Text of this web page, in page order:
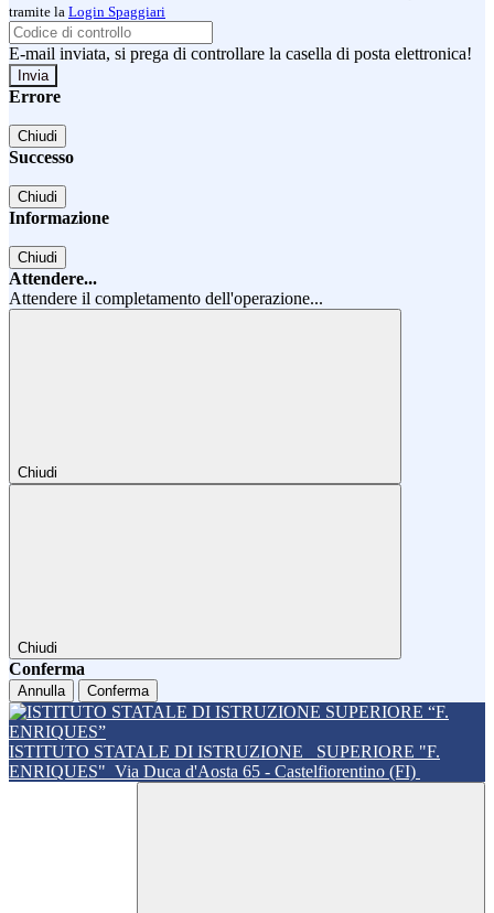
tramite la Login Spaggiari
E-mail inviata, si prega di controllare la casella di posta elettronica!
Errore
Chiudi
Successo
Chiudi
Informazione
Chiudi
Attendere...
Attendere il completamento dell'operazione...
Chiudi
Chiudi
Conferma
Annulla Conferma
ISTITUTO STATALE DI ISTRUZIONE
SUPERIORE "F.
ENRIQUES" Via Duca d'Aosta 65 - Castelfiorentino (FI)